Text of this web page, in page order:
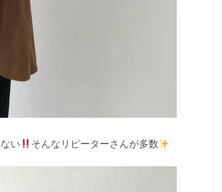
い そんなリピーターさんが多数